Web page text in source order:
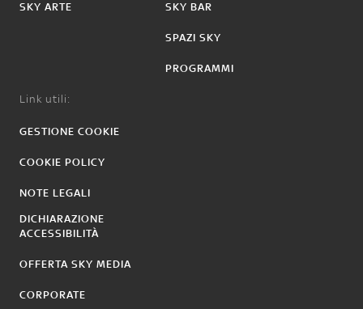
SKY ARTE SKY BAR
SPAZI SKY
PROGRAMMI
Link utili:
GESTIONE COOKIE
COOKIE POLICY
NOTE LEGALI
DICHIARAZIONE
ACCESSIBILITÀ
OFFERTA SKY MEDIA
CORPORATE